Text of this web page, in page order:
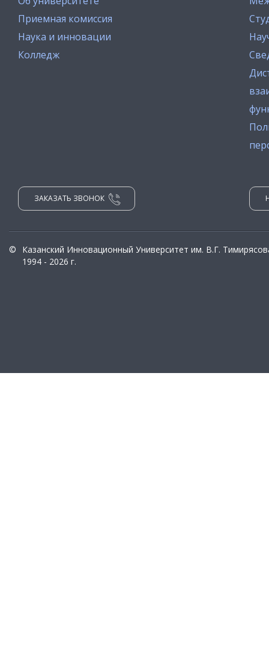
Приемная комиссия
Наука и инновации
Колледж
ЗАКАЗАТЬ ЗВОНОК
©
Казанский Инновационный Университет им. В.Г.
1994 - 2026 г.